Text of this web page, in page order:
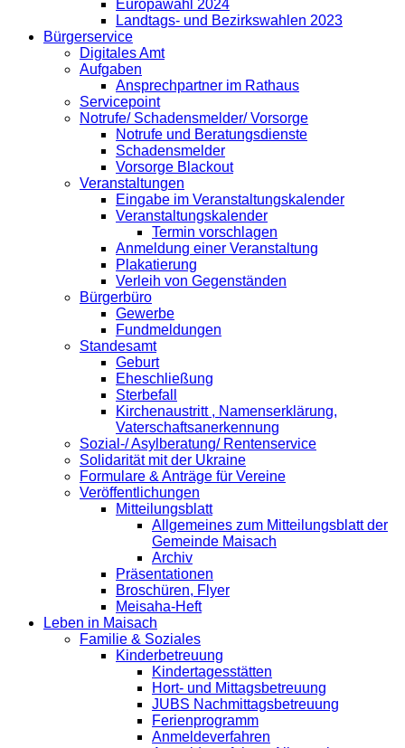
Europawahl 2024
Landtags- und Bezirkswahlen 2023
Bürgerservice
Digitales Amt
Aufgaben
Ansprechpartner im Rathaus
Servicepoint
Notrufe/ Schadensmelder/ Vorsorge
Notrufe und Beratungsdienste
Schadensmelder
Vorsorge Blackout
Veranstaltungen
Eingabe im Veranstaltungskalender
Veranstaltungskalender
Termin vorschlagen
Anmeldung einer Veranstaltung
Plakatierung
Verleih von Gegenständen
Bürgerbüro
Gewerbe
Fundmeldungen
Standesamt
Geburt
Eheschließung
Sterbefall
Kirchenaustritt , Namenserklärung,
Vaterschaftsanerkennung
Sozial-/ Asylberatung/ Rentenservice
Solidarität mit der Ukraine
Formulare & Anträge für Vereine
Veröffentlichungen
Mitteilungsblatt
Allgemeines zum Mitteilungsblatt der
Gemeinde Maisach
Archiv
Präsentationen
Broschüren, Flyer
Meisaha-Heft
Leben in Maisach
Familie & Soziales
Kinderbetreuung
Kindertagesstätten
Hort- und Mittagsbetreuung
JUBS Nachmittagsbetreuung
Ferienprogramm
Anmeldeverfahren